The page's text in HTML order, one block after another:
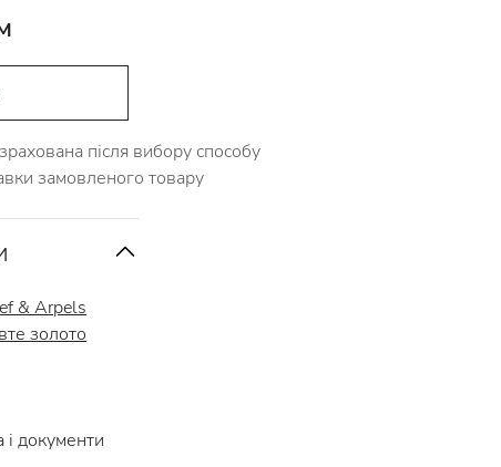
після вибору способу
замовленого товару
& Arpels
золото
і документи